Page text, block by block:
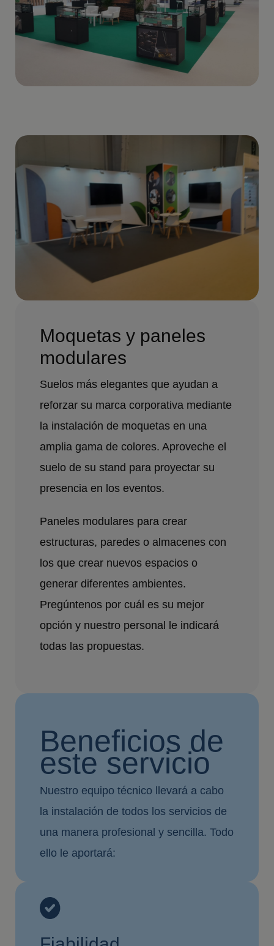
Moquetas y paneles
modulares
Suelos más elegantes que ayudan a
reforzar su marca corporativa mediante
la instalación de moquetas en una
amplia gama de colores. Aproveche el
suelo de su stand para proyectar su
presencia en los eventos.
Paneles modulares para crear
estructuras, paredes o almacenes con
los que crear nuevos espacios o
generar diferentes ambientes.
Pregúntenos por cuál es su mejor
opción y nuestro personal le indicará
todas las propuestas.
Beneficios de
este servicio
Nuestro equipo técnico llevará a cabo
la instalación de todos los servicios de
una manera profesional y sencilla. Todo
ello le aportará: